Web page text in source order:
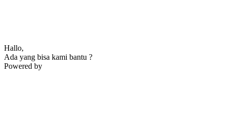
Hallo,
Ada yang bisa kami bantu ?
Powered by